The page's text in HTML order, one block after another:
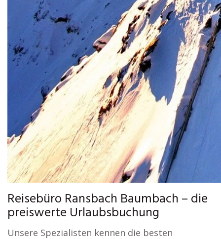
Reisebüro Ransbach Baumbach – die
preiswerte Urlaubsbuchung
Unsere Spezialisten kennen die besten